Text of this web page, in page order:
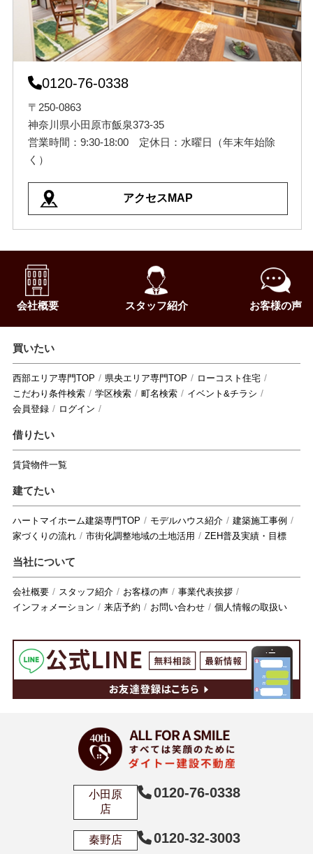
0120-76-0338
〒250-0863
神奈川県小田原市飯泉373-35
営業時間：9:30-18:00 定休日：水曜日（年末年始除
く）
アクセスMAP
会社概要 スタッフ紹介 お客様の声
買いたい
西部エリア専門TOP 県央エリア専門TOP
ローコスト住宅
こだわり条件検索
学区検索 町名検索
イベント&チラシ
会員登録
ログイン
借りたい
賃貸物件一覧
建てたい
ハートマイホーム建築専門TOP モデルハウス紹介
建築施工事例
家づくりの流れ
市街化調整地域の土地活用 ZEH普及実績・目標
当社について
会社概要 スタッフ紹介 お客様の声
事業代表挨拶
インフォメーション
来店予約 お問い合わせ 個人情報の取扱い
小田原
店
0120-76-0338
秦野店 0120-32-3003